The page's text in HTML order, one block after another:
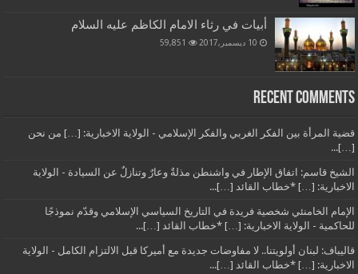
أبيات في رثاء الامام الكاظم عليه السلام
10 ديسمبر,2017 59,851
Recent Comments
قضية المرأة بين الفكر الغربي والفكر الإسلامي - الولاية الاخبارية: […] من نحن
[…]...
الشيخ قاسم: اتفاق الإطار في واشنطن مذلةٌ وعارٌ وتنازلٌ عن السيادة - الولاية
الاخبارية: […] *خطاب القائد […]...
الإمام الخامنئي شخصية فريدة في التاريخ السياسي الإسلامي وقدّم نموذجًا
للحاكمية - الولاية الاخبارية: […] *خطاب القائد […]...
قاليباف: لبنان أولويتنا.. لا مفاوضات جديدة مع أميركا قبل الالتزام الكامل - الولاية
الاخبارية: […] *خطاب القائد […]...